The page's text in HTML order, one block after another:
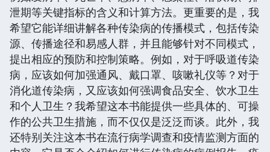
泄期等关键指标的含义和计算方法。更重要的是，我
希望它能详细讲解各种传染病的传播模式，包括传染
源、传播途径和易感人群，并且能够针对不同模式，
提出相应的预防和控制策略。例如，对于呼吸道传染
病，应该如何加强通风、戴口罩、咳嗽礼仪等？对于
消化道传染病，又应该如何强调食品安全、饮水卫生
和个人卫生？我希望这本书能提供一些具体的、可操
作的公共卫生措施，而不仅仅是泛泛而谈。此外，我
还特别关注这本书在流行病学调查和疫情监测方面的